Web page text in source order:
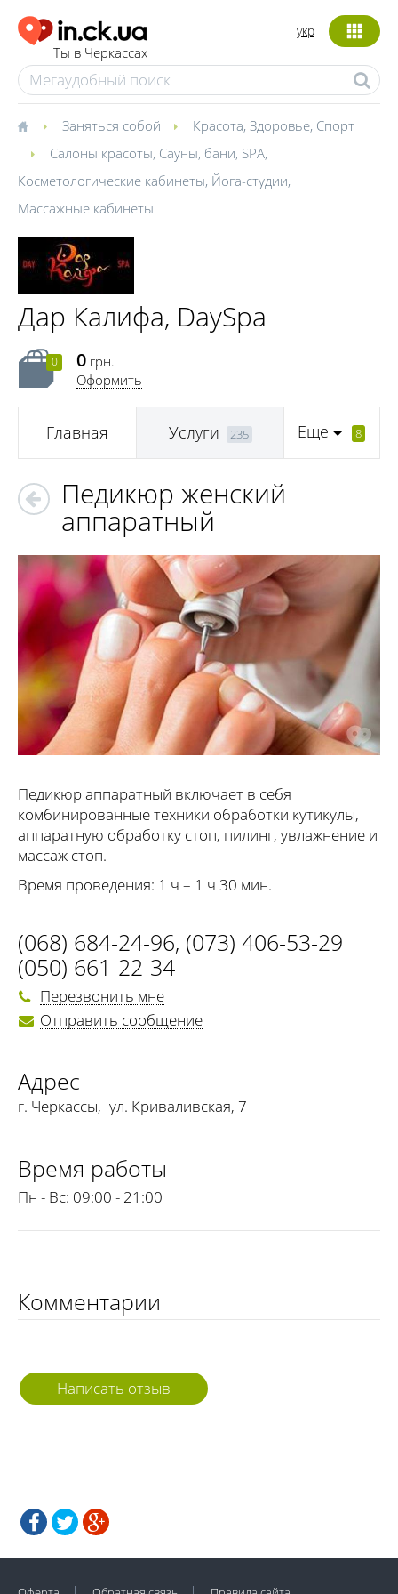
Ты в Черкассах
укр
Заняться собой Красота, Здоровье, Спорт
Салоны красоты, Сауны, бани, SPA,
Косметологические кабинеты, Йога-студии,
Массажные кабинеты
Дар Калифа, DaySpa
0 0 грн.
Оформить
Главная Услуги 235 Еще 8
Педикюр женский
аппаратный
Педикюр аппаратный включает в себя
комбинированные техники обработки кутикулы,
аппаратную обработку стоп, пилинг, увлажнение и
массаж стоп.
Время проведения: 1 ч – 1 ч 30 мин.
(068) 684-24-96, (073) 406-53-29
(050) 661-22-34
Перезвонить мне
Отправить сообщение
Адрес
г. Черкассы, ул. Криваливская, 7
Время работы
Пн - Вс: 09:00 - 21:00
Комментарии
Написать отзыв